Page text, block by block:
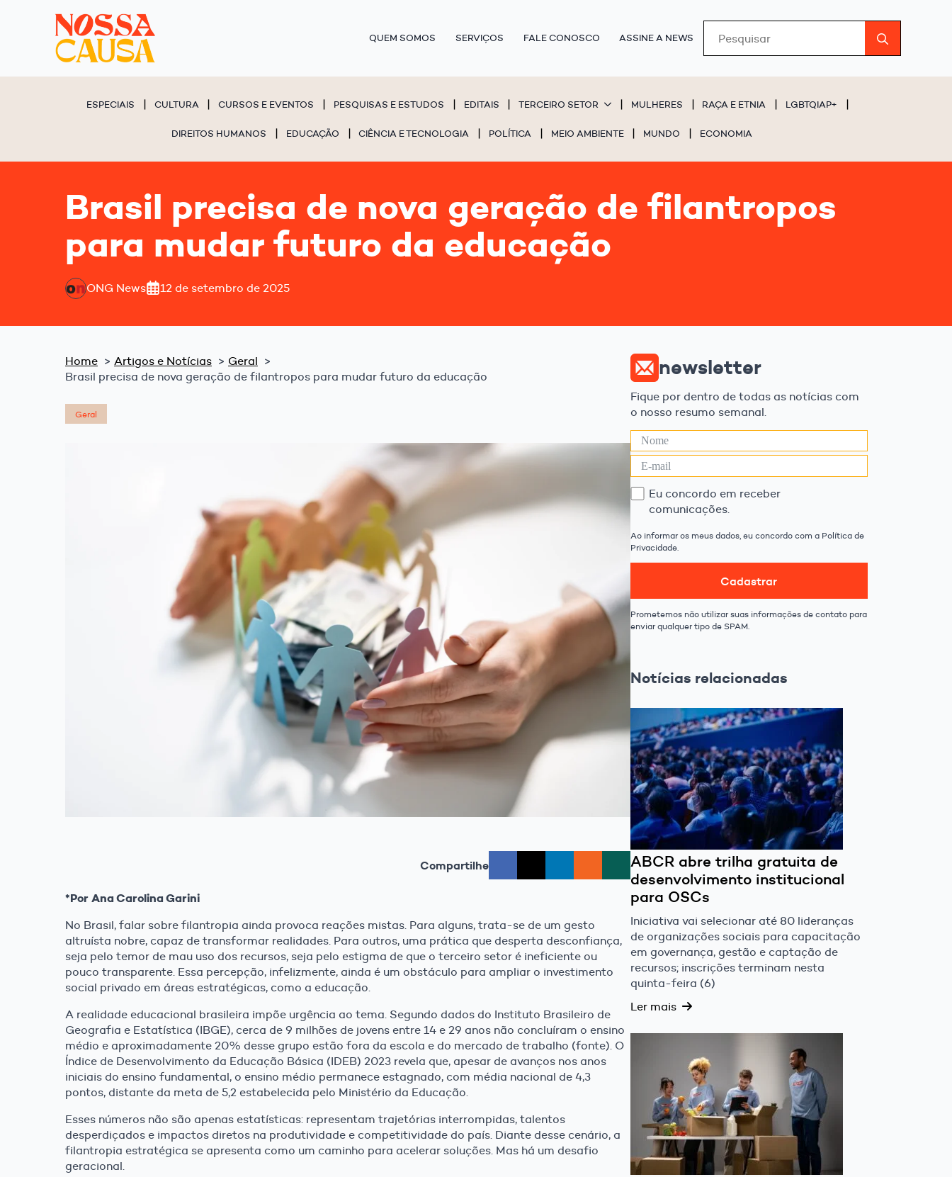
QUEM SOMOS SERVIÇOS FALE CONOSCO ASSINE A NEWS
ESPECIAIS CULTURA CURSOS E EVENTOS PESQUISAS E ESTUDOS EDITAIS TERCEIRO SETOR MULHERES RAÇA E ETNIA LGBTQIAP+
DIREITOS HUMANOS EDUCAÇÃO CIÊNCIA E TECNOLOGIA POLÍTICA MEIO AMBIENTE MUNDO ECONOMIA
Brasil precisa de nova geração de filantropos
para mudar futuro da educação
ONG News 12 de setembro de 2025
Home Artigos e Notícias
Geral
Brasil precisa de nova geração de filantropos para mudar futuro da educação
Geral
Compartilhe
*Por Ana Carolina Garini
No Brasil, falar sobre filantropia ainda provoca reações mistas. Para alguns, trata-se de um gesto
altruísta nobre, capaz de transformar realidades. Para outros, uma prática que desperta desconfiança,
seja pelo temor de mau uso dos recursos, seja pelo estigma de que o terceiro setor é ineficiente ou
pouco transparente. Essa percepção, infelizmente, ainda é um obstáculo para ampliar o investimento
social privado em áreas estratégicas, como a educação.
A realidade educacional brasileira impõe urgência ao tema. Segundo dados do Instituto Brasileiro de
Geografia e Estatística (IBGE), cerca de 9 milhões de jovens entre 14 e 29 anos não concluíram o ensino
médio e aproximadamente 20% desse grupo estão fora da escola e do mercado de trabalho (fonte). O
Índice de Desenvolvimento da Educação Básica (IDEB) 2023 revela que, apesar de avanços nos anos
iniciais do ensino fundamental, o ensino médio permanece estagnado, com média nacional de 4,3
pontos, distante da meta de 5,2 estabelecida pelo Ministério da Educação.
Esses números não são apenas estatísticas: representam trajetórias interrompidas, talentos
desperdiçados e impactos diretos na produtividade e competitividade do país. Diante desse cenário, a
filantropia estratégica se apresenta como um caminho para acelerar soluções. Mas há um desafio
geracional.
newsletter
Fique por dentro de todas as notícias com
o nosso resumo semanal.
Eu concordo em receber
comunicações.
Ao informar os meus dados, eu concordo com a Política de
Privacidade.
Cadastrar
Prometemos não utilizar suas informações de contato para
enviar qualquer tipo de SPAM.
Notícias relacionadas
ABCR abre trilha gratuita de
desenvolvimento institucional
para OSCs
Iniciativa vai selecionar até 80 lideranças
de organizações sociais para capacitação
em governança, gestão e captação de
recursos; inscrições terminam nesta
quinta-feira (6)
Ler mais